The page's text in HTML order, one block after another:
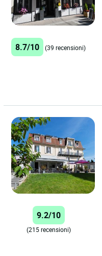
8.7/10 (39 recensioni)
9.2/10
(215 recensioni)